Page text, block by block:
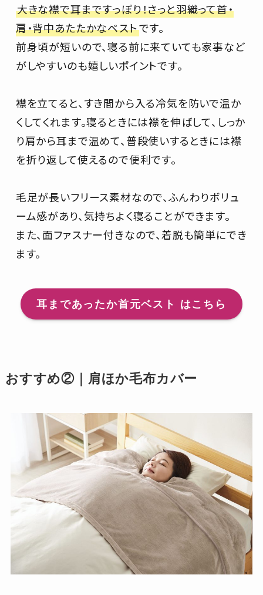
大きな襟で耳まですっぽり！さっと羽織って首・
肩・背中あたたかなベストです。
前身頃が短いので、寝る前に来ていても家事など
がしやすいのも嬉しいポイントです。
襟を立てると、すき間から入る冷気を防いで温か
くしてくれます。寝るときには襟を伸ばして、しっか
り肩から耳まで温めて、普段使いするときには襟
を折り返して使えるので便利です。
毛足が長いフリース素材なので、ふんわりボリュ
ーム感があり、気持ちよく寝ることができます。
また、面ファスナー付きなので、着脱も簡単にでき
ます。
耳まであったか首元ベスト はこちら
おすすめ②｜肩ほか毛布カバー